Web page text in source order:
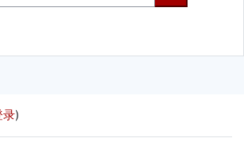
搜索课程
录)